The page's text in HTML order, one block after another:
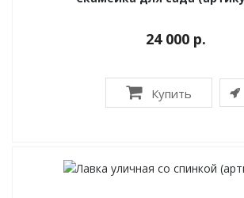
24 000 р.
Купить